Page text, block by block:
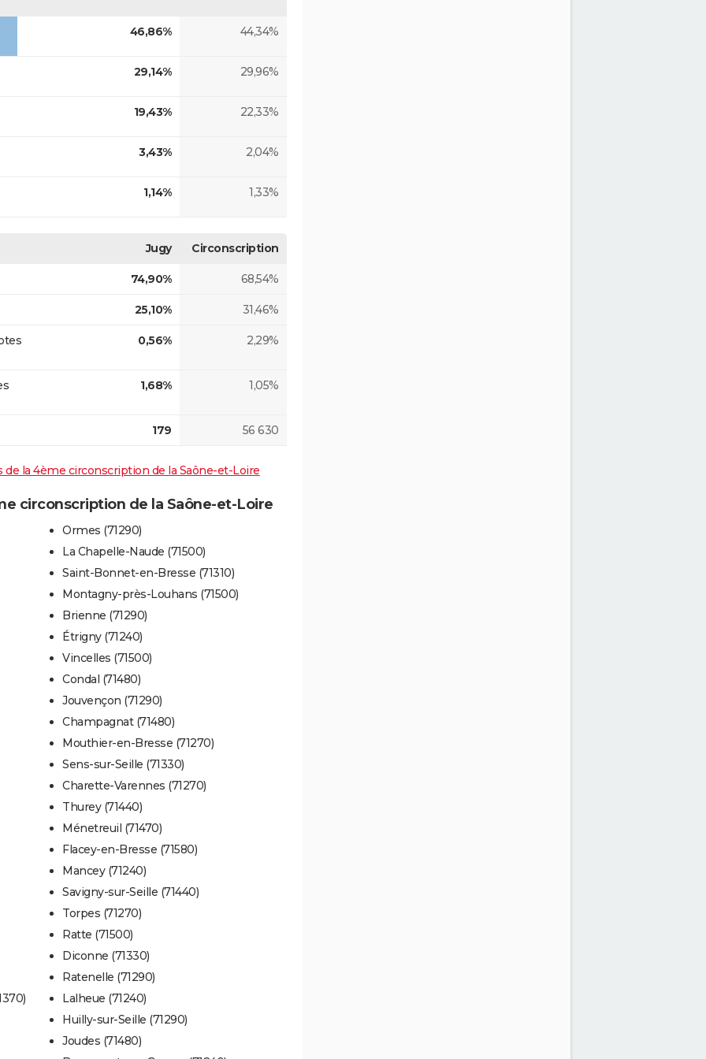
46,86% 44,34%
29,14% 29,96%
19,43% 22,33%
3,43% 2,04%
1,14% 1,33%
Jugy Circonscription
74,90% 68,54%
25,10% 31,46%
0,56% 2,29%
1,68% 1,05%
179 56 630
de la 4ème circonscription de la Saône-et-Loire
circonscription de la Saône-et-Loire
Ormes (71290)
La Chapelle-Naude (71500)
Saint-Bonnet-en-Bresse (71310)
Montagny-près-Louhans (71500)
Brienne (71290)
Étrigny (71240)
Vincelles (71500)
Condal (71480)
Jouvençon (71290)
Champagnat (71480)
Mouthier-en-Bresse (71270)
Sens-sur-Seille (71330)
Charette-Varennes (71270)
Thurey (71440)
Ménetreuil (71470)
Flacey-en-Bresse (71580)
Mancey (71240)
Savigny-sur-Seille (71440)
Torpes (71270)
Ratte (71500)
Diconne (71330)
Ratenelle (71290)
Lalheue (71240)
Huilly-sur-Seille (71290)
Joudes (71480)